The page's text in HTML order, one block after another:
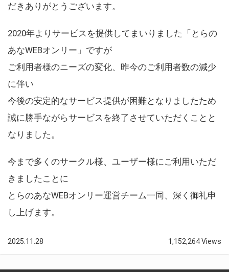
だきありがとうございます。
2020年よりサービスを提供してまいりました「とらの
あなWEBオンリー」ですが
ご利用者様のニーズの変化、昨今のご利用者数の減少
に伴い
今後の安定的なサービス提供が困難となりましたため
誠に勝手ながらサービスを終了させていただくことと
なりました。
今まで多くのサークル様、ユーザー様にご利用いただ
きましたことに
とらのあなWEBオンリー運営チーム一同、深く御礼申
し上げます。
2025.11.28 1,152,264 Views